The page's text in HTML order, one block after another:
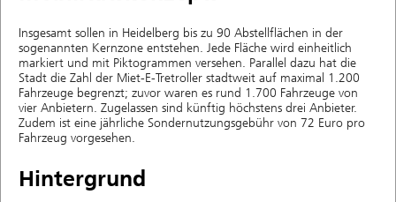
Insgesamt sollen in Heidelberg bis zu 90 Abstellflächen in der
sogenannten Kernzone entstehen. Jede Fläche wird einheitlich
markiert und mit Piktogrammen versehen. Parallel dazu hat die
Stadt die Zahl der Miet-E-Tretroller stadtweit auf maximal 1.200
Fahrzeuge begrenzt; zuvor waren es rund 1.700 Fahrzeuge von
vier Anbietern. Zugelassen sind künftig höchstens drei Anbieter.
Zudem ist eine jährliche Sondernutzungsgebühr von 72 Euro pro
Fahrzeug vorgesehen.
Hintergrund